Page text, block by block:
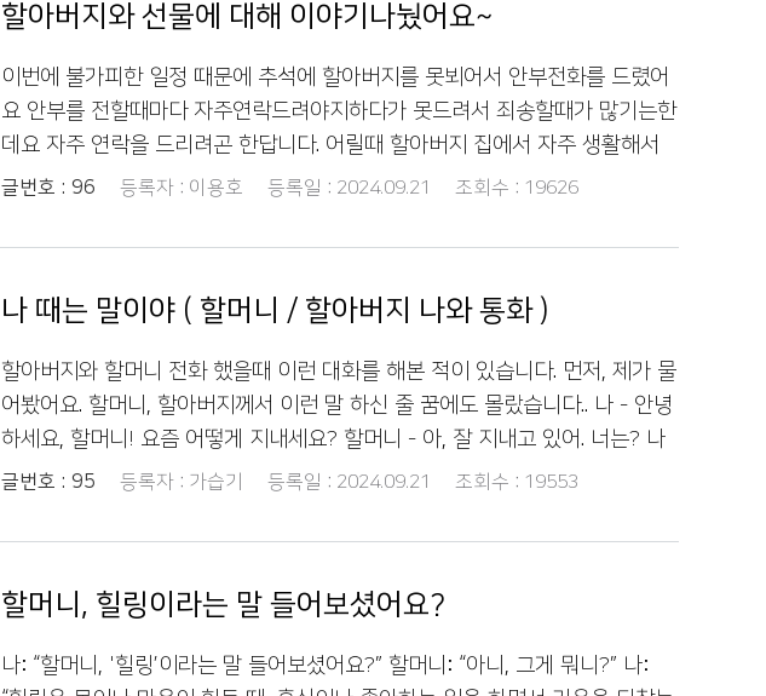
할아버지와 선물에 대해 이야기나눴어요~
이번에 불가피한 일정 때문에 추석에 할아버지를 못뵈어서 안부전화를 드렸어
요 안부를 전할때마다 자주연락드려야지하다가 못드려서 죄송할때가 많기는한
데요 자주 연락을 드리려곤 한답니다. 어릴때 할아버지 집에서 자주 생활해서
애틋한 마음이 있거든요. 할아버지에게 잘지내시냐고 연락드렸는데 할아버지
르신다고 저에게 주고 싶은데 어떻게 해야하냐고 하시더라구요. 핸드폰 문자로
물이 기프티콘인거같길래, '할아버지 그거 기프티콘이에요' 라고 말씀드렸는데
까하다가 선물을 구매할 수 있는 표를 핸드폰으로 전할 수 있는 거라고 설명드
렸네요 기프티콘을 우리말로 대체하는게 모바일 상품권이라고 알고있는데 어
른들은 쉽게 이해하기 힘들수도 있겠다 생각이 들더라구요. 결국 그 선물은 제
가 사용했네요. 대신에 할아버지에게 더 자주 연락드리고 건강하시라고 선물도
글번호 : 96 등록자 : 이용호 등록일 : 2024.09.21 조회수 : 19626
나 때는 말이야 ( 할머니 / 할아버지 나와 통화 )
할아버지와 할머니 전화 했을때 이런 대화를 해본 적이 있습니다. 먼저, 제가 물
어봤어요. 할머니, 할아버지께서 이런 말 하신 줄 꿈에도 몰랐습니다.. 나 - 안녕
하세요, 할머니! 요즘 어떻게 지내세요? 할머니 - 아, 잘 지내고 있어. 너는? 나
- 저도 잘 지내요! 할머니, 요즘 친구들이 “대 박”이란 말을 자주 쓰더라고요. 들
했던 것 같은데. 나 - 맞아요! 할머니는 어렸을 때 어떤 표현을 많이 쓰셨어요?
따뜻하잖아. 나 - 네, 저도 그렇게 느껴요. 할아버지께서 좋아하시는 말은 뭐가
을 마음에 간직하는 뜻이지. 나 - 너무 멋진 표현이에요! 우리말에는 정말 아름
글번호 : 95 등록자 : 가습기 등록일 : 2024.09.21 조회수 : 19553
할머니, 힐링이라는 말 들어보셨어요?
나: “할머니, '힐링’이라는 말 들어보셨어요?” 할머니: “아니, 그게 뭐니?” 나: